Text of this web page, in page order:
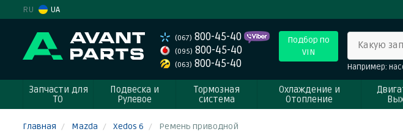
RU UA
(067) 800-45-40
(095) 800-45-40
(063) 800-45-40
Подбор по
VIN
Какую
Например:
Запчасти для
ТО
Подвеска и
Рулевое
Тормозная
система
Охлаждение и
Отопление
Главная Mazda Xedos 6 Ремень приводной